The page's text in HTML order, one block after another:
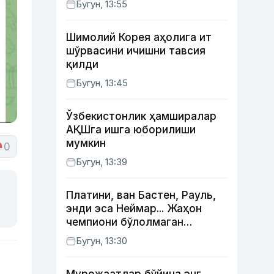
0
Жаҳонгир Отажонов
Бугун, 13:55
Шимолий Корея аҳолига ит
шўрвасини ичишни тавсия
қилди
Бугун, 13:45
Ўзбекистонлик ҳамширалар
АҚШга ишга юборилиши
мумкин
Бугун, 13:39
Платини, ван Бастен, Рауль,
энди эса Неймар... Жаҳон
чемпиони бўлолмаган
суперюлдузлар
Бугун, 13:30